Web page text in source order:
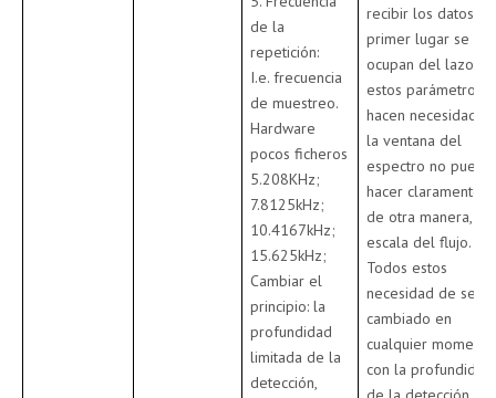
de la
repetición:
I.e. frecuencia
de muestreo.
Hardware
pocos ficheros
5.208KHz;
7.8125kHz;
10.4167kHz;
15.625kHz;
Cambiar el
principio: la
profundidad
limitada de la
detección,
recibir los datos,
primer lugar se
ocupan del lazo de
estos parámetros
hacen necesidad
la ventana del
espectro no puede
hacer claramente
de otra manera, la
escala del flujo.
Todos estos
necesidad de ser
cambiado en
cualquier momento
con la profundidad